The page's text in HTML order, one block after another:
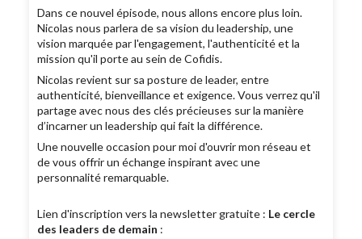
Dans ce nouvel épisode, nous allons encore plus loin.
Nicolas nous parlera de sa vision du leadership, une
vision marquée par l'engagement, l'authenticité et la
mission qu'il porte au sein de Cofidis.
Nicolas revient sur sa posture de leader, entre
authenticité, bienveillance et exigence. Vous verrez qu'il
partage avec nous des clés précieuses sur la manière
d’incarner un leadership qui fait la différence.
Une nouvelle occasion pour moi d'ouvrir mon réseau et
de vous offrir un échange inspirant avec une
personnalité remarquable.
Lien d'inscription vers la newsletter gratuite : Le cercle
des leaders de demain :